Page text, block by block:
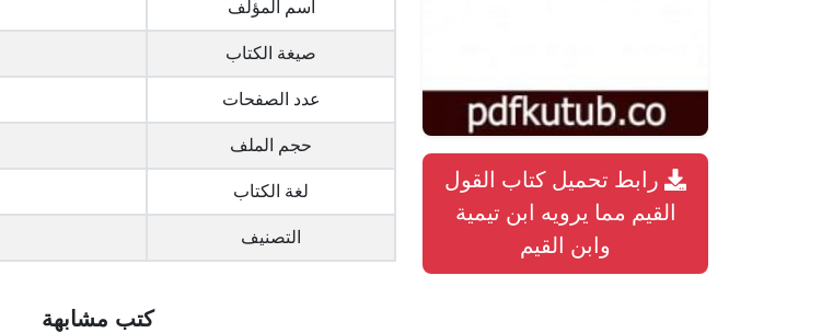
رابط تحميل كتاب القول
القيم مما يرويه ابن تيمية
وابن القيم
اسم المؤلف
صيغة الكتاب
عدد الصفحات
حجم الملف
لغة الكتاب
التصنيف
كتب مشابهة